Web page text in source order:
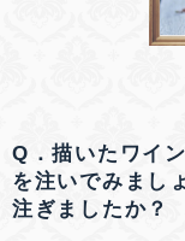
Q．描いたワイ
を注いでみまし
注ぎましたか？